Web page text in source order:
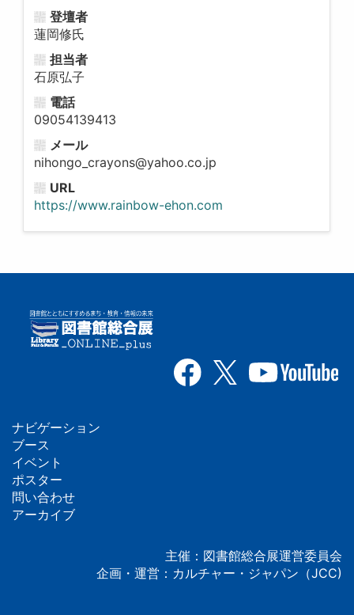
登壇者
蓮岡修氏
担当者
石原弘子
電話
09054139413
メール
nihongo_crayons@yahoo.co.jp
URL
https://www.rainbow-ehon.com
フ
ッ
タ
ナビゲーション
ブース
イベント
ポスター
問い合わせ
アーカイブ
主催：図書館総合展運営委員会
企画・運営：カルチャー・ジャパン（JCC)